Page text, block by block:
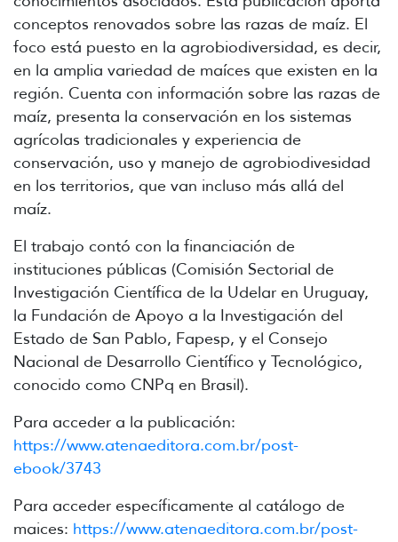
conceptos renovados sobre las razas de maíz. El
foco está puesto en la agrobiodiversidad, es decir,
en la amplia variedad de maíces que existen en la
región. Cuenta con información sobre las razas de
maíz, presenta la conservación en los sistemas
agrícolas tradicionales y experiencia de
conservación, uso y manejo de agrobiodivesidad
en los territorios, que van incluso más allá del
maíz.
El trabajo contó con la financiación de
instituciones públicas (Comisión Sectorial de
Investigación Científica de la Udelar en Uruguay,
la Fundación de Apoyo a la Investigación del
Estado de San Pablo, Fapesp, y el Consejo
Nacional de Desarrollo Científico y Tecnológico,
conocido como CNPq en Brasil).
Para acceder a la publicación:
https://www.atenaeditora.com.br/post-
ebook/3743
Para acceder específicamente al catálogo de
maices: https://www.atenaeditora.com.br/post-